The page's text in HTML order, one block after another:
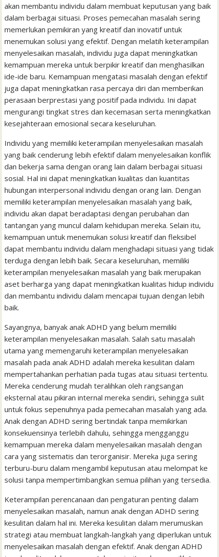
akan membantu individu dalam membuat keputusan yang baik
dalam berbagai situasi. Proses pemecahan masalah sering
memerlukan pemikiran yang kreatif dan inovatif untuk
menemukan solusi yang efektif. Dengan melatih keterampilan
menyelesaikan masalah, individu juga dapat meningkatkan
kemampuan mereka untuk berpikir kreatif dan menghasilkan
ide-ide baru. Kemampuan mengatasi masalah dengan efektif
juga dapat meningkatkan rasa percaya diri dan memberikan
perasaan berprestasi yang positif pada individu. Ini dapat
mengurangi tingkat stres dan kecemasan serta meningkatkan
kesejahteraan emosional secara keseluruhan.
Individu yang memiliki keterampilan menyelesaikan masalah
yang baik cenderung lebih efektif dalam menyelesaikan konflik
dan bekerja sama dengan orang lain dalam berbagai situasi
sosial. Hal ini dapat meningkatkan kualitas dan kuantitas
hubungan interpersonal individu dengan orang lain. Dengan
memiliki keterampilan menyelesaikan masalah yang baik,
individu akan dapat beradaptasi dengan perubahan dan
tantangan yang muncul dalam kehidupan mereka. Selain itu,
kemampuan untuk menemukan solusi kreatif dan fleksibel
dapat membantu individu dalam menghadapi situasi yang tidak
terduga dengan lebih baik. Secara keseluruhan, memiliki
keterampilan menyelesaikan masalah yang baik merupakan
aset berharga yang dapat meningkatkan kualitas hidup individu
dan membantu individu dalam mencapai tujuan dengan lebih
baik.
Sayangnya, banyak anak ADHD yang belum memiliki
keterampilan menyelesaikan masalah. Salah satu masalah
utama yang memengaruhi keterampilan menyelesaikan
masalah pada anak ADHD adalah mereka kesulitan dalam
mempertahankan perhatian pada tugas atau situasi tertentu.
Mereka cenderung mudah teralihkan oleh rangsangan
eksternal atau pikiran internal mereka sendiri, sehingga sulit
untuk fokus sepenuhnya pada pemecahan masalah yang ada.
Anak dengan ADHD sering bertindak tanpa memikirkan
konsekuensinya terlebih dahulu, sehingga mengganggu
kemampuan mereka dalam menyelesaikan masalah dengan
cara yang sistematis dan terorganisir. Mereka juga sering
terburu-buru dalam mengambil keputusan atau melompat ke
solusi tanpa mempertimbangkan semua pilihan yang tersedia.
Keterampilan perencanaan dan pengaturan penting dalam
menyelesaikan masalah, namun anak dengan ADHD sering
kesulitan dalam hal ini. Mereka kesulitan dalam merumuskan
strategi atau membuat langkah-langkah yang diperlukan untuk
menyelesaikan masalah dengan efektif. Anak dengan ADHD